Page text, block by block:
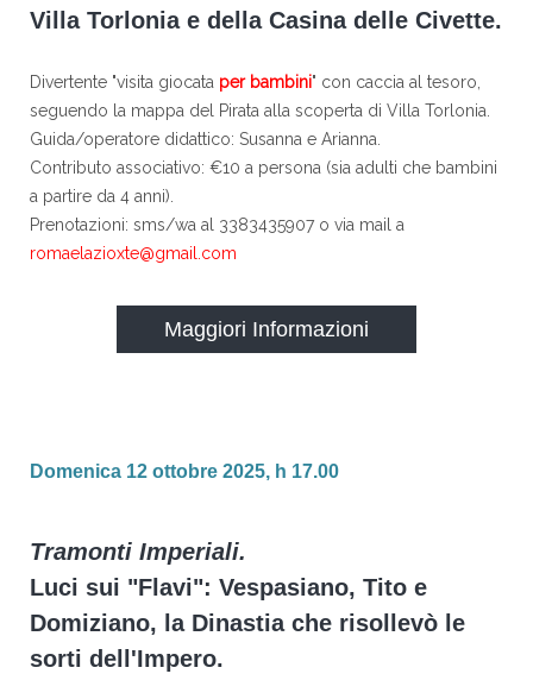
Villa Torlonia e della Casina delle Civette.
Divertente "visita giocata per bambini" con caccia al tesoro,
seguendo la mappa del Pirata alla scoperta di Villa Torlonia.
Guida/operatore didattico: Susanna e Arianna.
Contributo associativo: €10 a persona (sia adulti che bambini
a partire da 4 anni).
Prenotazioni: sms/wa al 3383435907 o via mail a
romaelazioxte@gmail.com
Maggiori Informazioni
Domenica 12 ottobre 2025, h 17.00
Tramonti Imperiali.
Luci sui "Flavi": Vespasiano, Tito e
Domiziano, la Dinastia che risollevò le
sorti dell'Impero.